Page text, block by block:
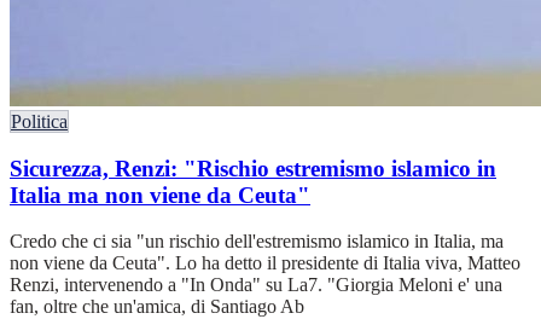
Politica
Sicurezza, Renzi: "Rischio estremismo islamico in
Italia ma non viene da Ceuta"
Credo che ci sia "un rischio dell'estremismo islamico in Italia, ma
non viene da Ceuta". Lo ha detto il presidente di Italia viva, Matteo
Renzi, intervenendo a "In Onda" su La7. "Giorgia Meloni e' una
fan, oltre che un'amica, di Santiago Ab